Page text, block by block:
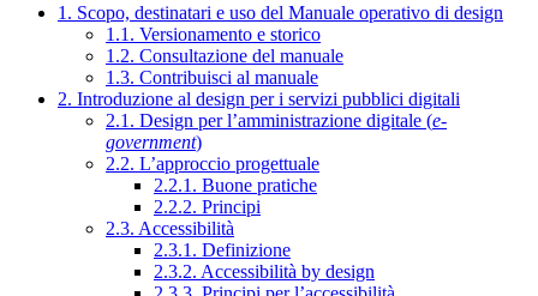
1. Scopo, destinatari e uso del Manuale operativo di design
1.1. Versionamento e storico
1.2. Consultazione del manuale
1.3. Contribuisci al manuale
2. Introduzione al design per i servizi pubblici digitali
2.1. Design per l’amministrazione digitale (e-
government)
2.2. L’approccio progettuale
2.2.1. Buone pratiche
2.2.2. Principi
2.3. Accessibilità
2.3.1. Definizione
2.3.2. Accessibilità by design